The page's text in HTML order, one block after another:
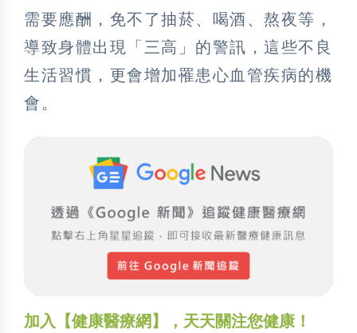
需要應酬，免不了抽菸、喝酒、熬夜等，
導致身體出現「三高」的警訊，這些不良
生活習慣，更會增加罹患心血管疾病的機
會。
加入【健康醫療網】，天天關注您健康！